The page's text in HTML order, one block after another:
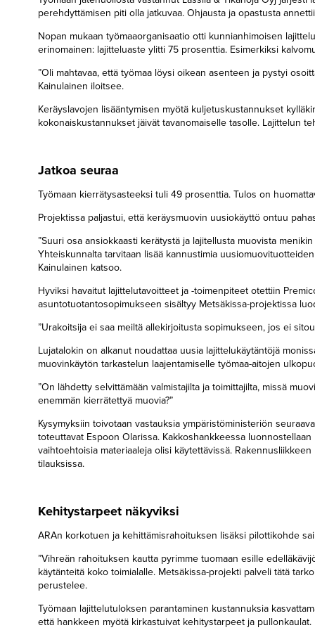
perehdyttämisen piti olla jatkuvaa. Ohjausta ja opastusta
Nopan mukaan työmaaorganisaatio otti kunnianhimoisen
erinomainen: lajitteluaste ylitti 75 prosenttia. Esimerkiksi
”Oli mahtavaa, että työmaa löysi oikean asenteen ja pystyi
Kainulainen iloitsee.
Keräyslavojen lisääntymisen myötä kuljetuskustannukset
kokonaiskustannukset jäivät tavanomaiselle tasolle. Lajittelun
Jatkoa seuraa
Työmaan kierrätysasteeksi tuli 49 prosenttia. Tulos on
Projektissa paljastui, että keräysmuovin uusiokäyttö ontuu
”Suuri osa ansiokkaasti kerätystä ja lajitellusta muovista
Yhteiskunnalta tarvitaan lisää kannustimia
Kainulainen katsoo.
Hyviksi havaitut lajittelutavoitteet ja -toimenpiteet otettiin
asuntotuotantosopimukseen sisältyy Metsäkissa-projektissa
”Urakoitsija ei saa meiltä allekirjoitusta sopimukseen, jos ei
Lujatalokin on alkanut noudattaa uusia lajittelukäytäntöjä
muovin­käytön tarkastelun laajentamiselle työmaa-aitojen
”On lähdetty selvittämään valmistajilta ja toimittajilta, missä
enemmän kierrätettyä muovia?”
Kysymyksiin toivotaan vastauksia ympäristöministeriön
toteuttavat Espoon Olarissa. Kakkoshankkeessa
vaihtoehtoisia materiaaleja olisi käytettävissä.
tilauksissa.
Kehitystarpeet näkyviksi
ARAn korkotuen ja kehittämisrahoituksen lisäksi pilottikohde
”Vihreän rahoituksen kautta pyrimme tuomaan esille
käytänteitä koko toimialalle. Metsäkissa-projekti palveli tätä
perustelee.
Työmaan lajittelutuloksen parantaminen kustannuksia
että hankkeen myötä kirkastuivat kehitystarpeet ja pullonkaulat.